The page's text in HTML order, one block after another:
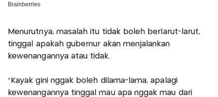
Menurutnya, masalah itu tidak boleh berlarut-larut,
tinggal apakah gubernur akan menjalankan
kewenangannya atau tidak.
"Kayak gini nggak boleh dilama-lama, apalagi
kewenangannya tinggal mau apa nggak mau dari